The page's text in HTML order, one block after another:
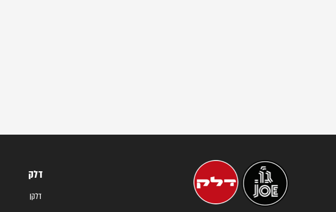
דלק
דלקן